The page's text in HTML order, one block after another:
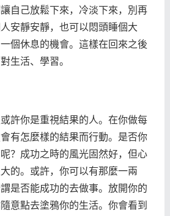
自己放鬆下來，冷淡下來，別再
安靜安靜，也可以悶頭睡個大
個休息的機會。這樣在回來之後
生活、學習。
許你是重視結果的人。在你做每
有怎麼樣的結果而行動。是否你
？成功之時的風光固然好，但心
的。或許，你可以有那麼一兩
是否能成功的去做事。放開你的
意點去塗鴉你的生活。你會看到